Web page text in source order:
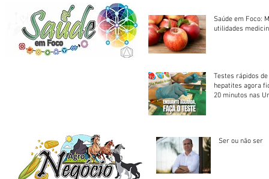
Saúde em Foco:
utilidades
Testes rápidos
hepatites agora
20 minutos nas
Ser ou não ser